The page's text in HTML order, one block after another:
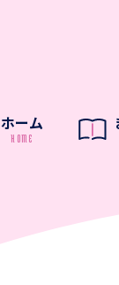
ホーム